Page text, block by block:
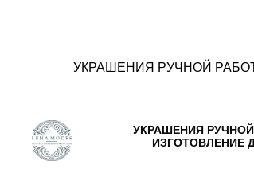
УКРАШЕНИЯ
ИЗГОТОВЛЕНИЕ
УКРАШЕНИЯ РУЧНОЙ
декоре
Контакты: